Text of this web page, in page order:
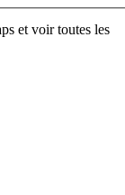
et voir toutes les